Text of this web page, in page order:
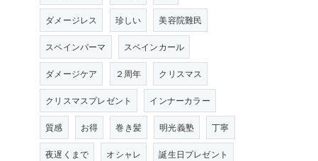
ダメージレス 珍しい 美容院難民
スペインパーマ スペインカール
ダメージケア ２周年 クリスマス
クリスマスプレゼント インナーカラー
質感 お得 巻き髪 明光義塾 丁寧
夜遅くまで オシャレ 誕生日プレゼント